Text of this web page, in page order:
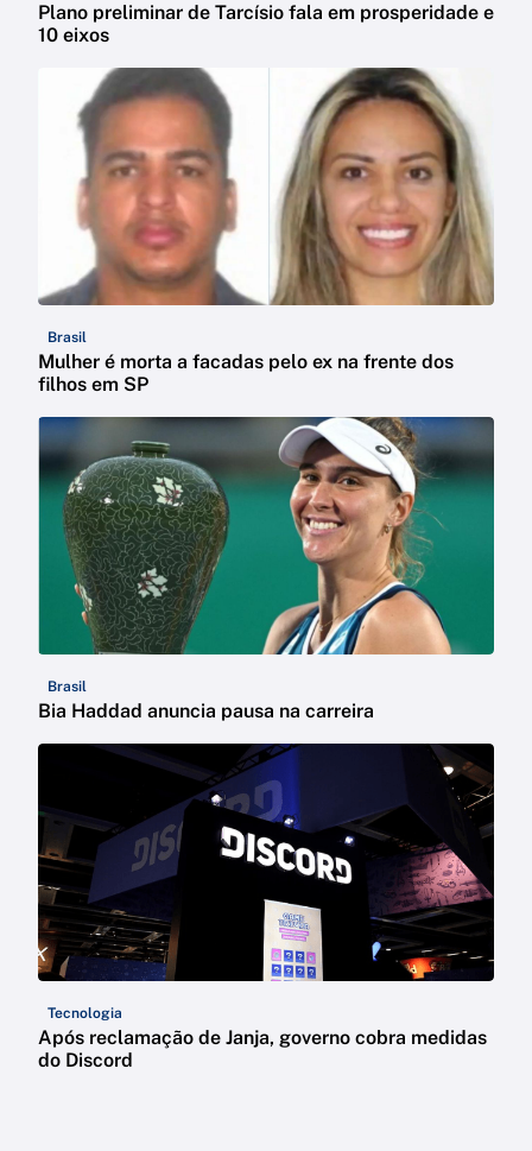
Plano preliminar de Tarcísio fala em prosperidade e
10 eixos
Brasil
Mulher é morta a facadas pelo ex na frente dos
filhos em SP
Brasil
Bia Haddad anuncia pausa na carreira
Tecnologia
Após reclamação de Janja, governo cobra medidas
do Discord